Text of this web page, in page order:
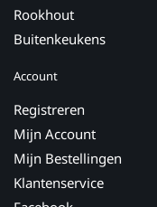
Rookhout
Buitenkeukens
Account
Registreren
Mijn Account
Mijn Bestellingen
Klantenservice